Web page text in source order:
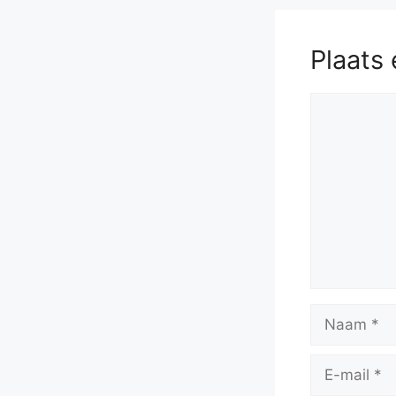
Plaats
mail